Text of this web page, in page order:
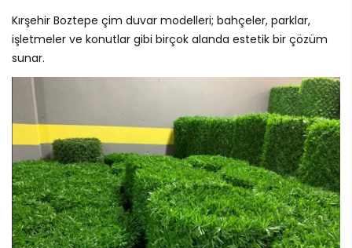
Kırşehir Boztepe çim duvar modelleri; bahçeler, parklar,
işletmeler ve konutlar gibi birçok alanda estetik bir çözüm
sunar.